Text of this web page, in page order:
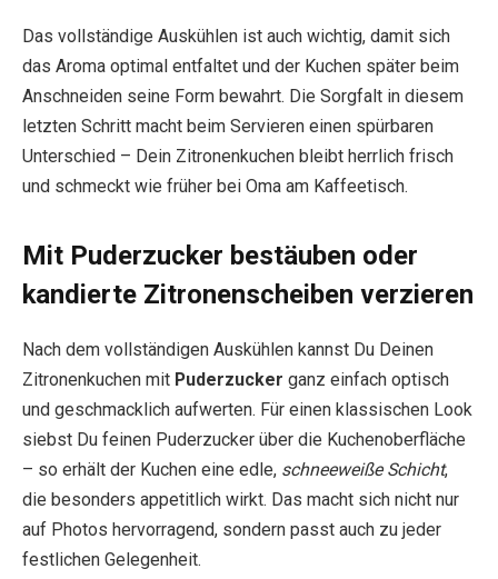
Das vollständige Auskühlen ist auch wichtig, damit sich
das Aroma optimal entfaltet und der Kuchen später beim
Anschneiden seine Form bewahrt. Die Sorgfalt in diesem
letzten Schritt macht beim Servieren einen spürbaren
Unterschied – Dein Zitronenkuchen bleibt herrlich frisch
und schmeckt wie früher bei Oma am Kaffeetisch.
Mit Puderzucker bestäuben oder
kandierte Zitronenscheiben verzieren
Nach dem vollständigen Auskühlen kannst Du Deinen
Zitronenkuchen mit Puderzucker ganz einfach optisch
und geschmacklich aufwerten. Für einen klassischen Look
siebst Du feinen Puderzucker über die Kuchenoberfläche
– so erhält der Kuchen eine edle, schneeweiße Schicht,
die besonders appetitlich wirkt. Das macht sich nicht nur
auf Photos hervorragend, sondern passt auch zu jeder
festlichen Gelegenheit.